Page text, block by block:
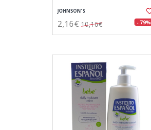
JOHNSON'S
2,16€ 10,16€ - 79%